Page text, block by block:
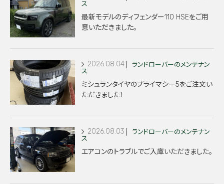
ス
最新モデルのディフェンダー110 HSEをご用
意いただきました。
2026.08.04
ランドローバーのメンテナン
ス
ミシュランタイヤのプライマシー5をご注文い
ただきました！
2026.08.03
ランドローバーのメンテナン
ス
エアコンのトラブルでご入庫いただきました。